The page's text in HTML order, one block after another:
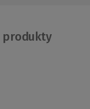
produkty